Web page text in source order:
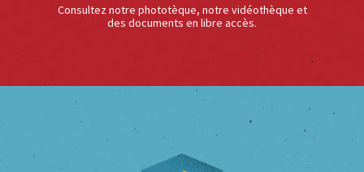
Consultez notre phototèque, notre vidéothèque et
des documents en libre accès.